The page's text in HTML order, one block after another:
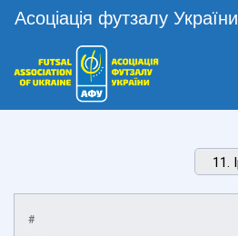
#
Асоціація футзалу України